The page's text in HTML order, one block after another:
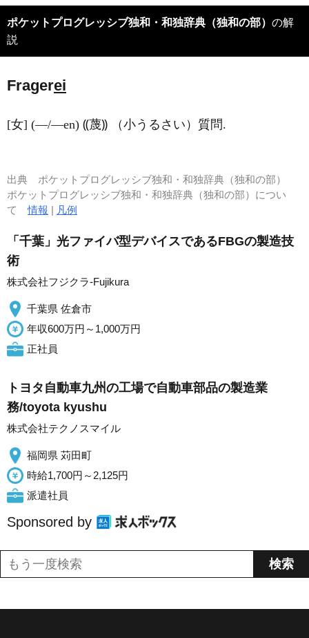
ポケットプログレッシブ独和・和独辞典（独和の部） の解
説
Fragerei
[女] (―/―en) ⸨蔑⸩ （小うるさい）質問.
出典 ポケットプログレッシブ独和・和独辞典（独和の部）
ポケットプログレッシブ独和・和独辞典（独和の部）につい
て情報 | 凡例
「千葉」光ファイバ型デバイスであるFBGの製造技
術
株式会社フジクラ-Fujikura
千葉県 佐倉市
年収600万円～1,000万円
正社員
トヨタ自動車九州の工場で自動車部品の製造業
務/toyota kyushu
株式会社テクノスマイル
福岡県 苅田町
時給1,700円～2,125円
派遣社員
Sponsored by